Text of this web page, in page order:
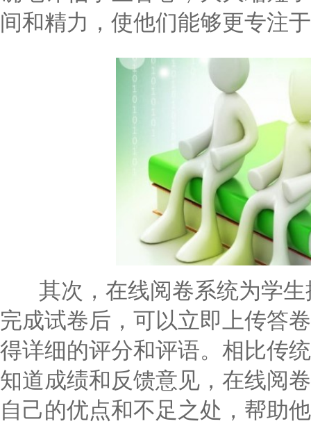
间和精力，使他们能够更专注
其次，在线阅卷系统为学生
完成试卷后，可以立即上传答
得详细的评分和评语。相比传
知道成绩和反馈意见，在线阅
自己的优点和不足之处，帮助